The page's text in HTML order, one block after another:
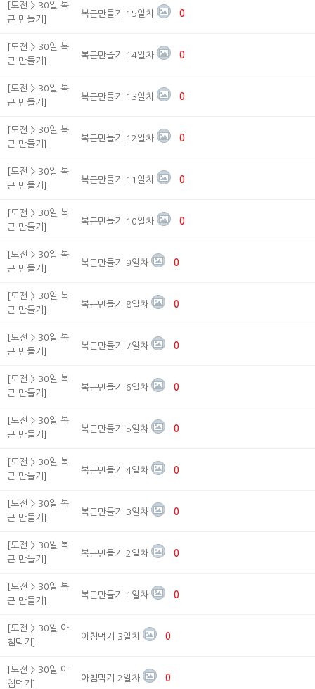
[도전 > 30일 복
근 만들기]
복근만들기 15일차 0
[도전 > 30일 복
근 만들기]
복근만즐기 14일차 0
[도전 > 30일 복
근 만들기]
복근만들기 13일차 0
[도전 > 30일 복
근 만들기]
복근만들기 12일차 0
[도전 > 30일 복
근 만들기]
복근만들기 11일차 0
[도전 > 30일 복
근 만들기]
복근만들기 10일차 0
[도전 > 30일 복
근 만들기]
복근만들기 9일차 0
[도전 > 30일 복
근 만들기]
복근만들기 8일차 0
[도전 > 30일 복
근 만들기]
복근만들기 7일차 0
[도전 > 30일 복
근 만들기]
복근만들기 6일차 0
[도전 > 30일 복
근 만들기]
복근만들기 5일차 0
[도전 > 30일 복
근 만들기]
복근만들기 4일차 0
[도전 > 30일 복
근 만들기]
복근만들기 3일차 0
[도전 > 30일 복
근 만들기]
복근만들기 2일차 0
[도전 > 30일 복
근 만들기]
복근만들기 1일차 0
[도전 > 30일 아
침먹기]
아침먹기 3일차 0
[도전 > 30일 아
침먹기]
아침먹기 2일차 0